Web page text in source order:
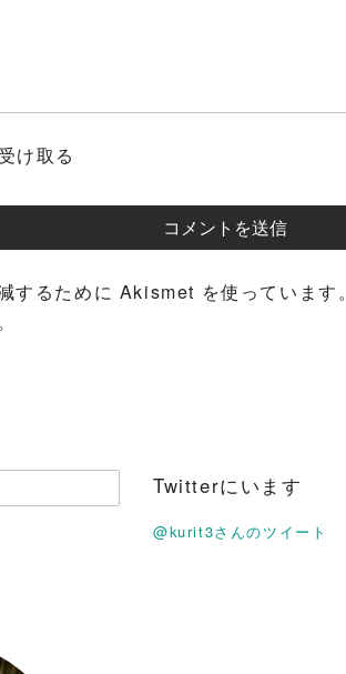
け取る
するために Akismet を使っています。
Twitterにいます
@kurit3さんのツイート